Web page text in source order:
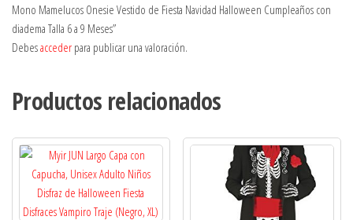
Mono Mamelucos Onesie Vestido de Fiesta Navidad Halloween Cumpleaños con
diadema Talla 6 a 9 Meses”
Debesacceder para publicar una valoración.
Productos relacionados